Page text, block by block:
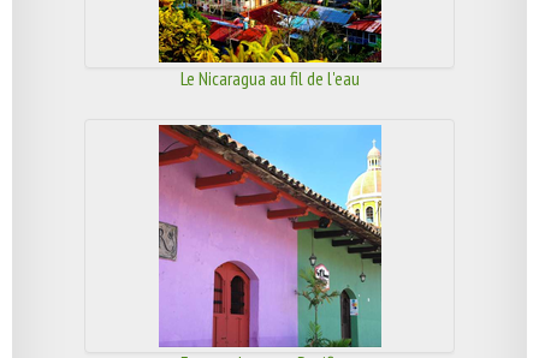
Le Nicaragua au fil de l'eau